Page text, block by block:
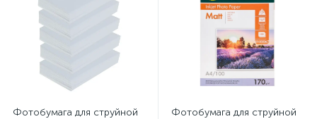
Фотобумага для струйной
Фотобумага для струйной